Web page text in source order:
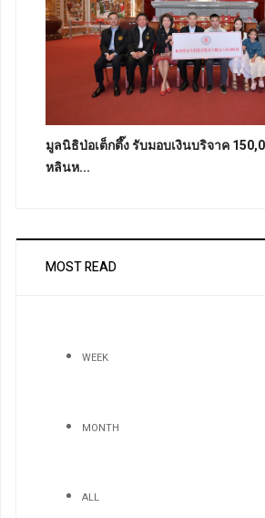
มูลนิธิป่อเต็กตึ๊ง รับมอบเงินบริจาค
หลินห...
MOST READ
WEEK
MONTH
ALL